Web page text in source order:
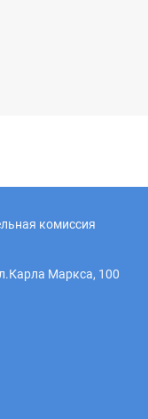
комиссия
Маркса, 100